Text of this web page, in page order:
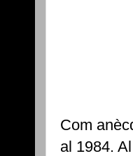
Com
al 1984.